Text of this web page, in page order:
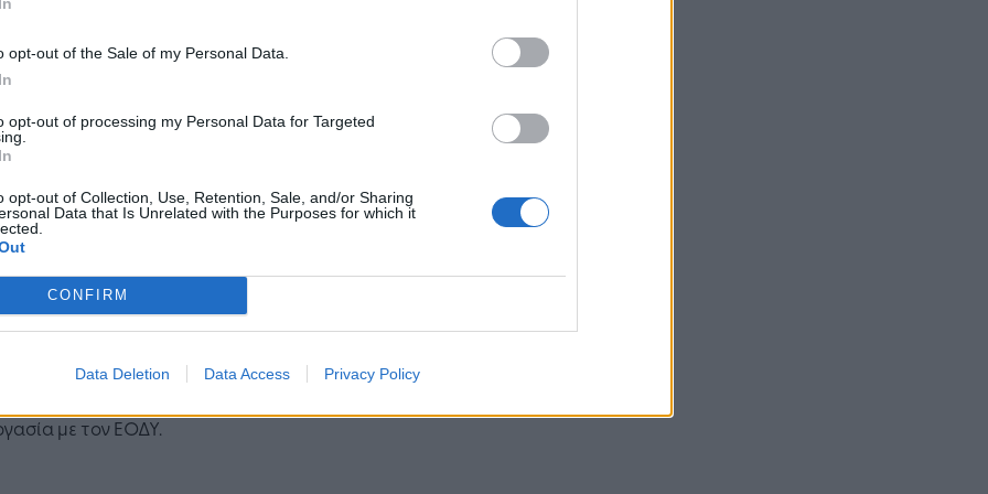
opt-out of the Sale of my Personal Data.
opt-out of processing my Personal Data for Targeted
opt-out of Collection, Use, Retention, Sale, and/or Sharing
Data that Is Unrelated with the Purposes for which it
CONFIRM
Data Deletion Data Access Privacy Policy
εκτέλεσης των εν λόγω συνταγών στο
Ηλεκτρονικής Συνταγογράφησης έχουν οι
των φαρμακείων δημόσιων
φαρμάκων. Κάθε μία συνταγή
χωριστά ανά μήνα από τον φαρμακοποιό
λεπτομέρειες για το είδος των εξετάσεων
πρέπει να διενεργούνται, τα αντιρετροϊκά
και σκευάσματα που θα χορηγούνται κ.λπ.
στο ιατρικό πρωτόκολλο για την PrΕP,
Τμήμα Θεραπευτικών Πρωτοκόλλων και
με τον ΕΟΔΥ.